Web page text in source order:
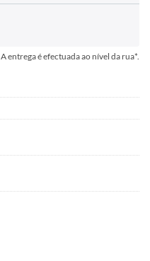
A entrega é efectuada ao nível da rua*.